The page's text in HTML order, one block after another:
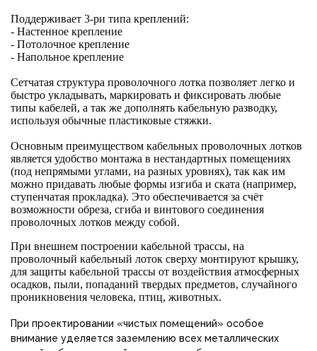
Поддерживает 3-ри типа креплений:
- Настенное крепление
- Потолочное крепление
- Напольное крепление
Сетчатая структура проволочного лотка позволяет легко и
быстро укладывать, маркировать и фиксировать любые
типы кабелей, а так же дополнять кабельную разводку,
используя обычные пластиковые стяжки.
Основным преимуществом кабельных проволочных лотков
является удобство монтажа в нестандартных помещениях
(под непрямыми углами, на разных уровнях), так как им
можно придавать любые формы изгиба и ската (например,
ступенчатая прокладка). Это обеспечивается за счёт
возможности обреза, сгиба и винтового соединения
проволочных лотков между собой.
При внешнем построении кабельной трассы, на
проволочный кабельный лоток сверху монтируют крышку,
для защиты кабельной трассы от воздействия атмосферных
осадков, пыли, попаданий твердых предметов, случайного
проникновения человека, птиц, животных.
При проектировании «чистых помещений» особое
внимание уделяется заземлению всех металлических